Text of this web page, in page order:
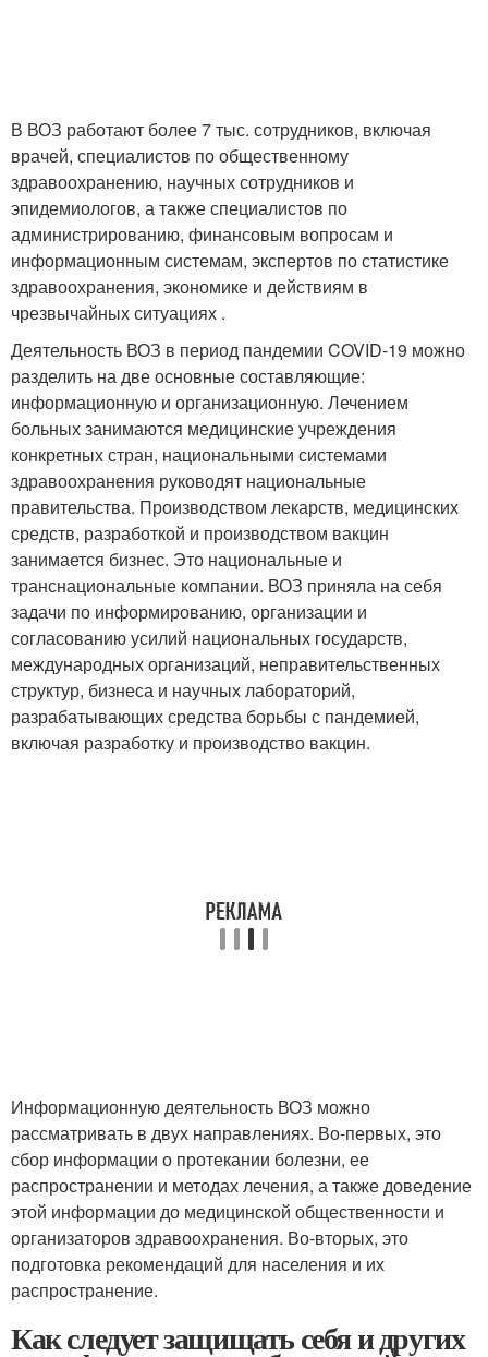
В ВОЗ работают более 7 тыс. сотрудников, включая
врачей, специалистов по общественному
здравоохранению, научных сотрудников и
эпидемиологов, а также специалистов по
администрированию, финансовым вопросам и
информационным системам, экспертов по статистике
здравоохранения, экономике и действиям в
чрезвычайных ситуациях .
Деятельность ВОЗ в период пандемии COVID-19 можно
разделить на две основные составляющие:
информационную и организационную. Лечением
больных занимаются медицинские учреждения
конкретных стран, национальными системами
здравоохранения руководят национальные
правительства. Производством лекарств, медицинских
средств, разработкой и производством вакцин
занимается бизнес. Это национальные и
транснациональные компании. ВОЗ приняла на себя
задачи по информированию, организации и
согласованию усилий национальных государств,
международных организаций, неправительственных
структур, бизнеса и научных лабораторий,
разрабатывающих средства борьбы с пандемией,
включая разработку и производство вакцин.
Информационную деятельность ВОЗ можно
рассматривать в двух направлениях. Во-первых, это
сбор информации о протекании болезни, ее
распространении и методах лечения, а также доведение
этой информации до медицинской общественности и
организаторов здравоохранения. Во-вторых, это
подготовка рекомендаций для населения и их
распространение.
Как следует защищать себя и других